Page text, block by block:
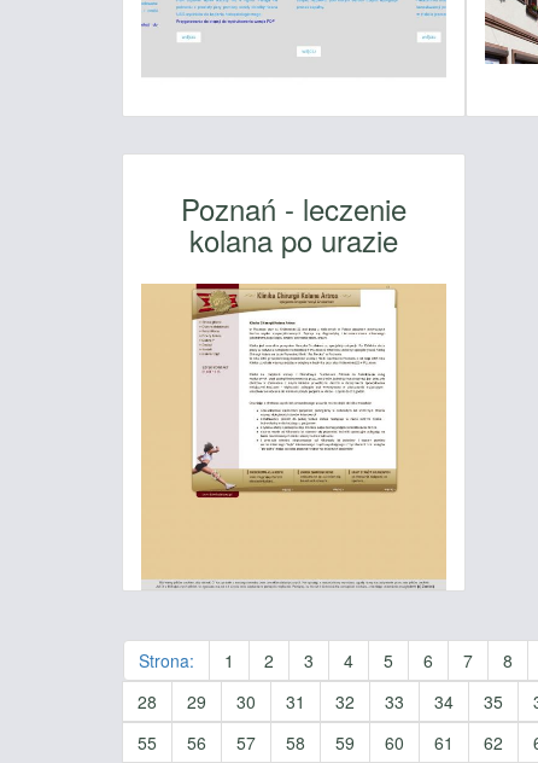
Poznań - leczenie
kolana po urazie
Strona: 1 2 3 4 5 6 7 8
28
29 30 31 32 33 34 35
55
56 57 58 59 60 61 62